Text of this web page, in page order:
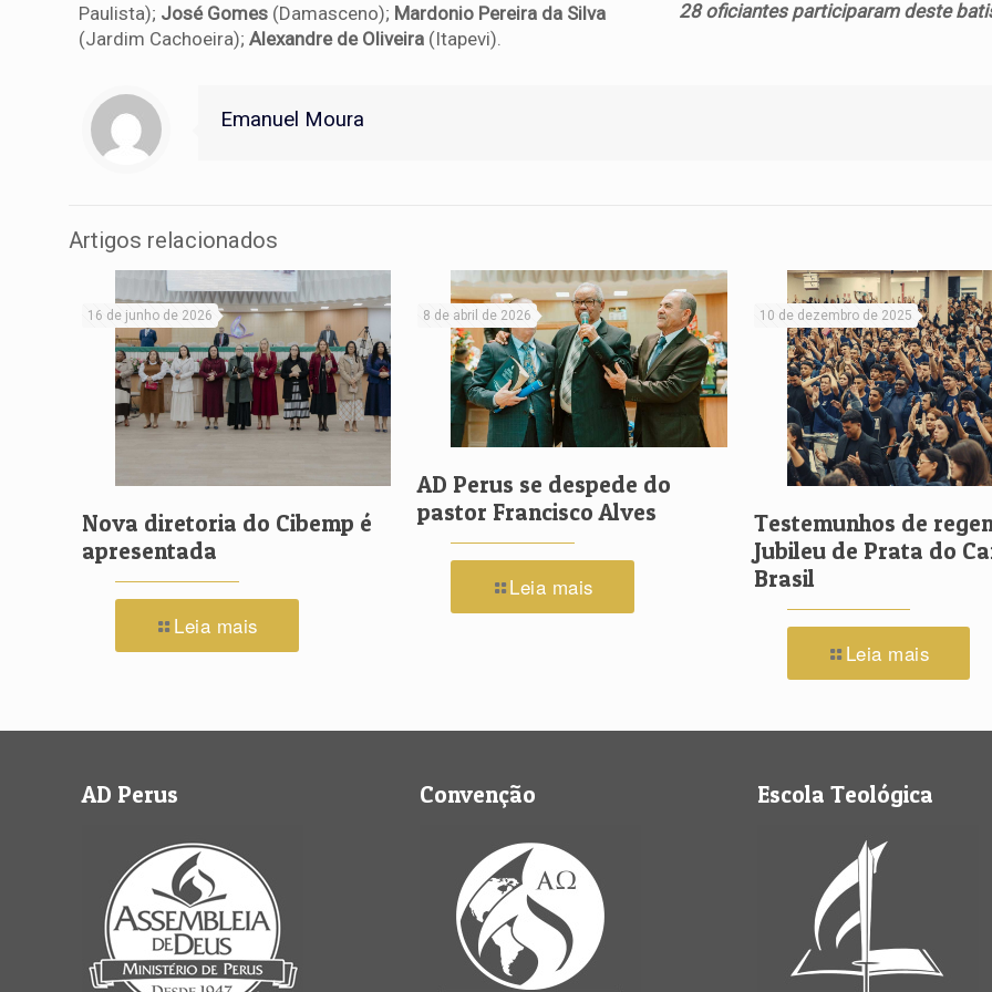
28 oficiantes participaram deste
Paulista); José Gomes (Damasceno); Mardonio Pereira da Silva
(Jardim Cachoeira);Alexandre de Oliveira (Itapevi).
Emanuel Moura
Artigos relacionados
16 de junho de 2026
Nova diretoria do Cibemp é
apresentada
Leia mais
8 de abril de 2026
AD Perus se despede do
pastor Francisco Alves
Leia mais
10 de dezembro de 2025
Testemunhos de
Jubileu de Prata do
Brasil
Leia mais
AD Perus Convenção Escola Teológica